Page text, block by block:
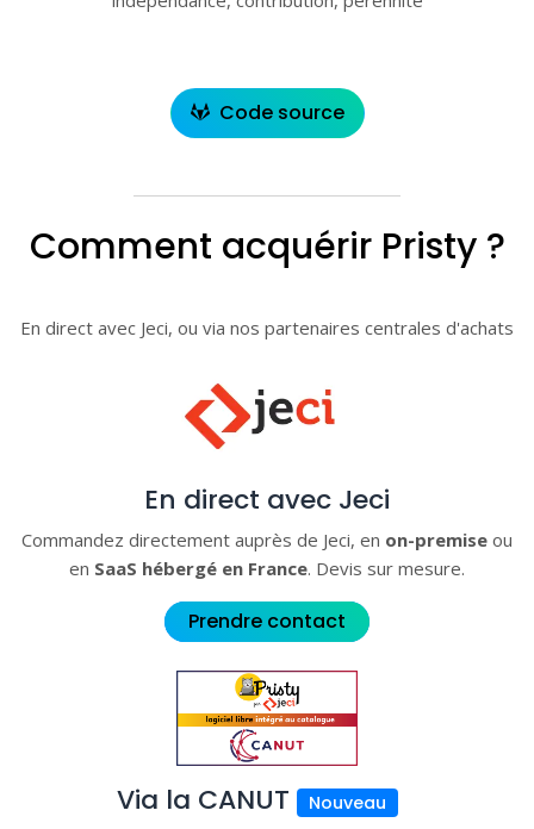
Code source
Comment acquérir Pristy ?
En direct avec Jeci, ou via nos partenaires centrales d'achats
En direct avec Jeci
Commandez directement auprès de Jeci, en on-premise ou
en SaaS hébergé en France. Devis sur mesure.
Prendre contact
Via la CANUT Nouveau